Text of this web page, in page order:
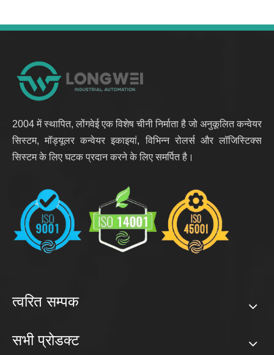
2004 में स्थापित, लोंगवेई एक विशेष चीनी निर्माता है जो अनुकूलित कन्वेयर
सिस्टम, मॉड्यूलर कन्वेयर इकाइयां, विभिन्न रोलर्स और लॉजिस्टिक्स
सिस्टम के लिए घटक प्रदान करने के लिए समर्पित है।
त्वरित सम्पक
सभी प्रोडक्ट